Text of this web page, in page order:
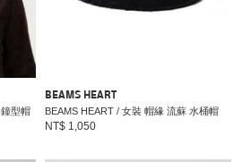
型帽
BEAMS HEART
BEAMS HEART / 女裝 帽緣 流蘇 水桶帽
NT$ 1,050